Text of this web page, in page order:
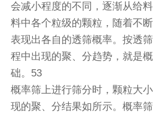
会减小程度的不同，逐渐从给
料中各个粒级的颗粒，随着不
表现出各自的透筛概率。按透
程中出现的聚、分趋势，就是
础。53
概率筛上进行筛分时，颗粒大
现的聚、分结果如所示。概率